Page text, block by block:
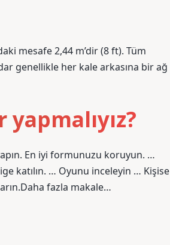
mesafe 2,44 m’dir (8 ft). Tüm
genellikle her kale arkasına bir ağ
En iyi formunuzu koruyun. …
katılın. … Oyunu inceleyin …
fazla makale…